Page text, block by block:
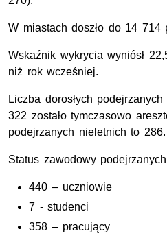
W miastach doszło do 14 714
Wskaźnik wykrycia wyniósł
niż rok wcześniej.
Liczba dorosłych
322 zostało tymczasowo
podejrzanych nieletnich to 286.
Status zawodowy
440 – uczniowie
7 - studenci
358 – pracujący